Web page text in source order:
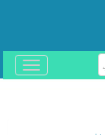
باز
و